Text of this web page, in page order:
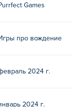
на мобильных
Games
про вождение
2024 г.
2024 г.